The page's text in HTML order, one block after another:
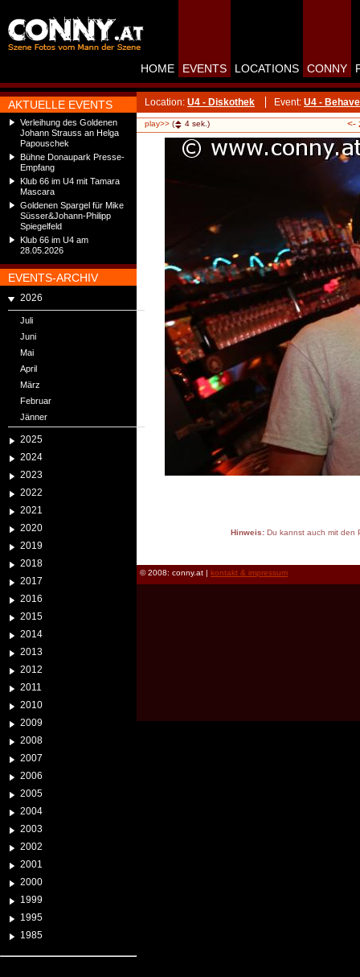
AKTUELLE EVENTS
Verleihung des Goldenen
Johann Strauss an Helga
Papouschek
Bühne Donaupark Presse-
Empfang
Klub 66 im U4 mit Tamara
Mascara
Goldenen Spargel für Mike
Süsser&Johann-Philipp
Spiegelfeld
Klub 66 im U4 am
28.05.2026
EVENTS-ARCHIV
2026
Juli
Juni
Mai
April
März
Februar
Jänner
2025
2024
2023
2022
2021
2020
2019
2018
2017
2016
2015
2014
2013
2012
2011
2010
2009
2008
2007
2006
2005
2004
2003
2002
2001
2000
1999
1995
1985
HOME EVENTS LOCATIONS CONNY
Location: U4 - Diskothek Event: U4 - Behave
play>> ( 4 sek.) <-
Hinweis:Du kannst auch mit den
© 2008: conny.at | kontakt & impressum